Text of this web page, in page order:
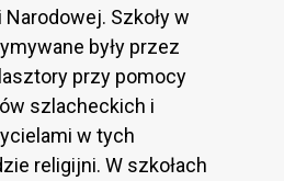
Szkoły w
były przez
przy pomocy
szlacheckich i
w tych
religijni. W szkołach